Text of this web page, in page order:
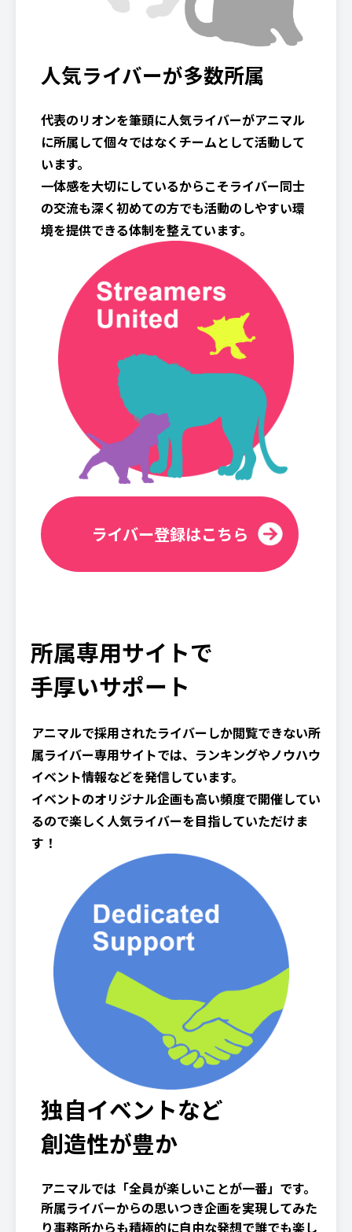
人気ライバーが多数所属
代表のリオンを筆頭に人気ライバーがアニマル
に所属して個々ではなくチームとして活動して
います。
一体感を大切にしているからこそライバー同士
の交流も深く初めての方でも活動のしやすい環
境を提供できる体制を整えています。
ライバー登録はこちら
所属専用サイトで
手厚いサポート
アニマルで採用されたライバーしか閲覧できない所
属ライバー専用サイトでは、ランキングやノウハウ
イベント情報などを発信しています。
イベントのオリジナル企画も高い頻度で開催してい
るので楽しく人気ライバーを目指していただけま
す！
独自イベントなど
創造性が豊か
アニマルでは「全員が楽しいことが一番」です。
所属ライバーからの思いつき企画を実現してみた
り事務所からも積極的に自由な発想で誰でも楽し